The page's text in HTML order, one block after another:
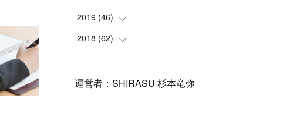
2019 (46)
(11
12)
2018 (62)
1 )
運営者：SHIRASU 杉本竜弥